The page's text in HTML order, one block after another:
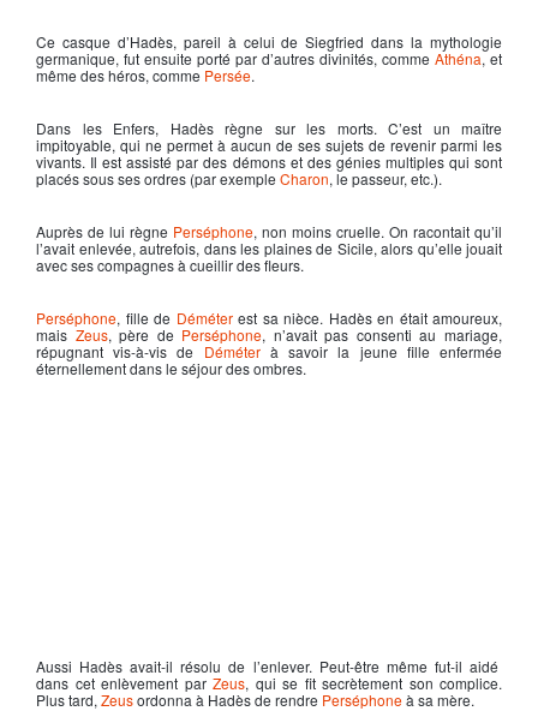
Ce casque d’Hadès, pareil à celui de Siegfried dans la mythologie
germanique, fut ensuite porté par d’autres divinités, comme Athéna, et
même des héros, comme Persée.
Dans les Enfers, Hadèsrègne sur les morts. C’est un maître
impitoyable, qui ne permet à aucun de ses sujets de revenir parmi les
vivants. Il est assisté par des démons et des génies multiples qui sont
placés sous ses ordres (par exemple Charon, le passeur, etc.).
Auprès de lui règne Perséphone, non moins cruelle. On racontait qu’il
l’avait enlevée, autrefois, dans les plaines de Sicile, alors qu’elle jouait
avec ses compagnes à cueillir des fleurs.
Perséphone, fille de Déméterest sa nièce. Hadèsen était amoureux,
mais Zeus, père de Perséphone, n’avait pas consenti au mariage,
répugnant vis-à-vis de Déméterà savoir la jeune fille enfermée
éternellement dans le séjour des ombres.
Aussi Hadès avait-il résolu de l’enlever. Peut-être même fut-il aidé
dans cet enlèvement par Zeus, qui se fit secrètement son complice.
Plus tard, Zeusordonna à Hadèsde rendre Perséphoneà sa mère.